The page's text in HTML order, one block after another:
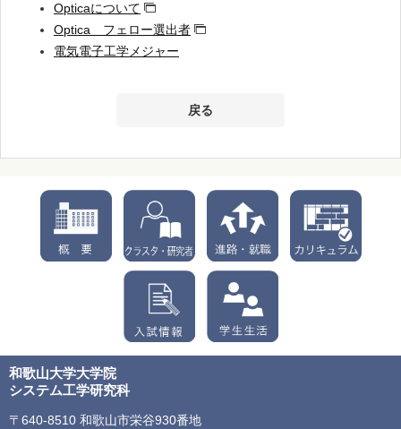
Opticaについて
Optica フェロー選出者
電気電子工学メジャー
戻る
和歌山大学大学院
システム工学研究科
〒640-8510 和歌山市栄谷930番地